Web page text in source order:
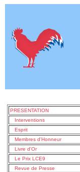
PRESENTATION
Interventions
Esprit
Membres d'Honneur
Livre d'Or
Le Prix LCE9
Revue de Presse